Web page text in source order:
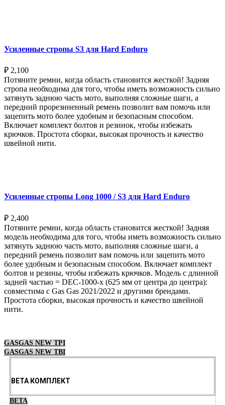
Усиленные стропы S3 для Hard Enduro
₽ 2,100
Потяните ремни, когда область становится жесткой! Задняя
стропа необходима для того, чтобы иметь возможность сильно
затянуть заднюю часть мото, выполняя сложные шаги, а
передний прорезиненный ремень позволит вам помочь или
зацепить мото более удобным и безопасным способом.
Включает комплект болтов и резинок, чтобы избежать
крючков. Простота сборки, высокая прочность и качество
швейной нити.
Усиленные стропы Long 1000 / S3 для Hard Enduro
₽ 2,400
Потяните ремни, когда область становится жесткой! Задняя
модель необходима для того, чтобы иметь возможность сильно
затянуть заднюю часть мото, выполняя сложные шаги, а
передний ремень позволит вам помочь или зацепить мото
более удобным и безопасным способом. Включает комплект
болтов и резины, чтобы избежать крючков. Модель с длинной
задней частью = DEC-1000-x (625 мм от центра до центра):
совместима с Gas Gas 2021/2022 и другими брендами.
Простота сборки, высокая прочность и качество швейной
нити.
GASGAS NEW TPI
GASGAS NEW TBI
BETA КОМПЛЕКТ
BETA